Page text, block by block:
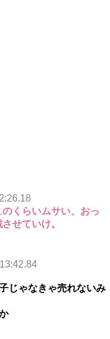
くらいムサい、おっ
せていけ。
じゃなきゃ売れないみ